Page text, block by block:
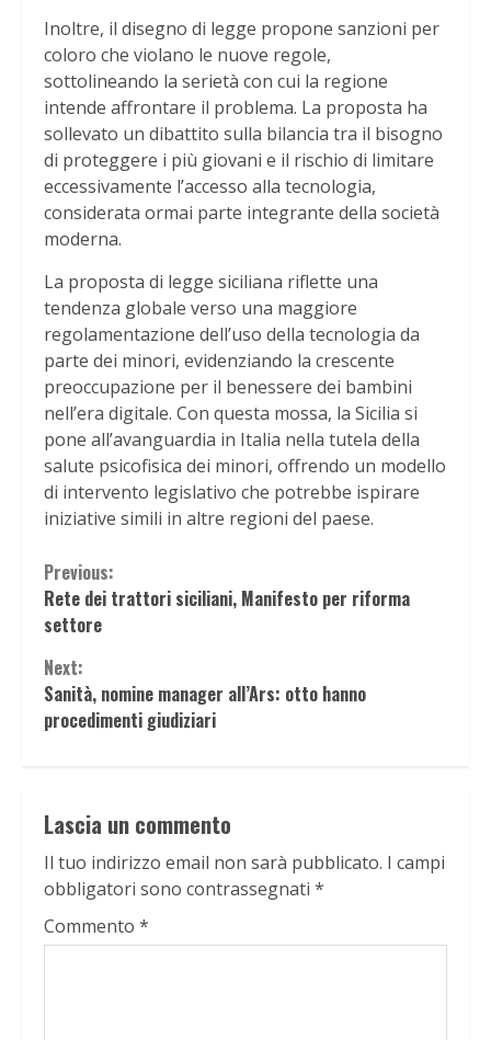
Inoltre, il disegno di legge propone sanzioni per
coloro che violano le nuove regole,
sottolineando la serietà con cui la regione
intende affrontare il problema. La proposta ha
sollevato un dibattito sulla bilancia tra il bisogno
di proteggere i più giovani e il rischio di limitare
eccessivamente l’accesso alla tecnologia,
considerata ormai parte integrante della società
moderna.
La proposta di legge siciliana riflette una
tendenza globale verso una maggiore
regolamentazione dell’uso della tecnologia da
parte dei minori, evidenziando la crescente
preoccupazione per il benessere dei bambini
nell’era digitale. Con questa mossa, la Sicilia si
pone all’avanguardia in Italia nella tutela della
salute psicofisica dei minori, offrendo un modello
di intervento legislativo che potrebbe ispirare
iniziative simili in altre regioni del paese.
Continue
Reading
Previous:
Rete dei trattori siciliani, Manifesto per riforma
settore
Next:
Sanità, nomine manager all’Ars: otto hanno
procedimenti giudiziari
Lascia un commento
Il tuo indirizzo email non sarà pubblicato. I campi
obbligatori sono contrassegnati *
Commento *